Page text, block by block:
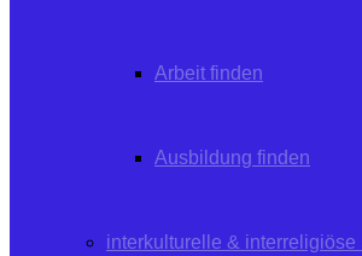
Arbeit finden
Ausbildung finden
interkulturelle &